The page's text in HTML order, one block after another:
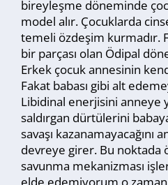
bireyleşme döneminde
model alır. Çocuklarda
temeli özdeşim kurmadır.
bir parçası olan Ödipal
Erkek çocuk annesinin
Fakat babası gibi alt
Libidinal enerjisini anneye
saldırgan dürtülerini
savaşı kazanamayacağını
devreye girer. Bu noktada
savunma mekanizması